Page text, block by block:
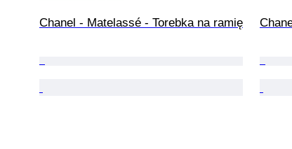
Chanel - Matelassé - Torebka na ramię